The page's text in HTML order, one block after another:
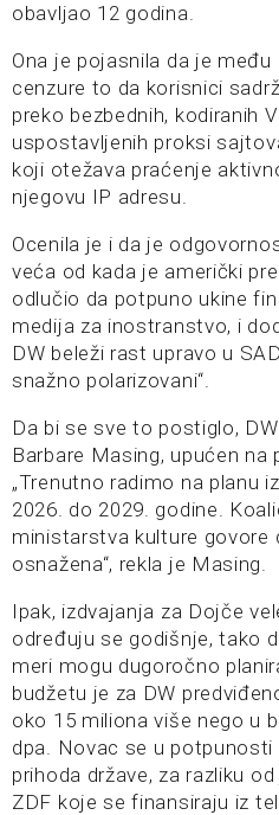
obavljao 12 godina.
Ona je pojasnila da je
cenzure to da korisnici
preko bezbednih, kodiranih
uspostavljenih proksi
koji otežava praćenje
njegovu IP adresu.
Ocenila je i da je
veća od kada je američki
odlučio da potpuno ukine
medija za inostranstvo, i
DW beleži rast upravo u
snažno polarizovani“.
Da bi se sve to postiglo,
Barbare Masing, upućen na
„Trenutno radimo na planu
2026. do 2029. godine.
ministarstva kulture govore
osnažena“, rekla je Masing.
Ipak, izdvajanja za Dojče
određuju se godišnje, tako
meri mogu dugoročno
budžetu je za DW
oko 15 miliona više nego u
dpa. Novac se u potpunosti
prihoda države, za razliku
ZDF koje se finansiraju iz